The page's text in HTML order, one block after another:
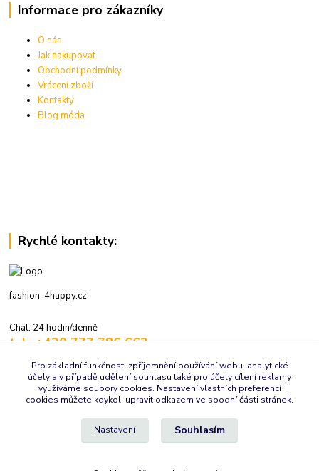
Informace pro zákazníky
O nás
Jak nakupovat
Obchodní podmínky
Vrácení zboží
Kontakty
Blog móda
Rychlé kontakty:
fashion-4happy.cz
Chat: 24 hodin/denně
tel.: +420 777 786 662
info@fashion-4happy.cz
Pro základní funkčnost, zpříjemnění používání webu, analytické
účely a v případě udělení souhlasu také pro účely cílení reklamy
využíváme soubory cookies. Nastavení vlastních preferencí
cookies můžete kdykoli upravit odkazem ve spodní části stránek.
Nastavení Souhlasím